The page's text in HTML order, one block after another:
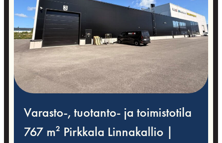
Varasto-, tuotanto- ja toimistotila
767 m² Pirkkala Linnakallio |